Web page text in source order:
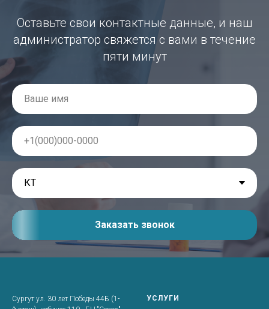
Оставьте свои контактные данные, и наш
администратор свяжется с вами в течение
пяти минут
Заказать звонок
Сургут ул. 30 лет Победы 44Б (1-
УСЛУГИ